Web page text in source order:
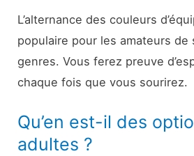
L’alternance des couleurs
populaire pour les amateurs
genres. Vous ferez preuve
chaque fois que vous sourirez.
Qu’en est-il des
adultes ?